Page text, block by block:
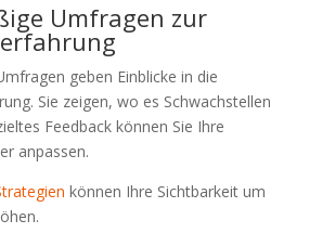
Umfragen zur
geben Einblicke in die
Sie zeigen, wo es Schwachstellen
Feedback können Sie Ihre
anpassen.
können Ihre Sichtbarkeit um